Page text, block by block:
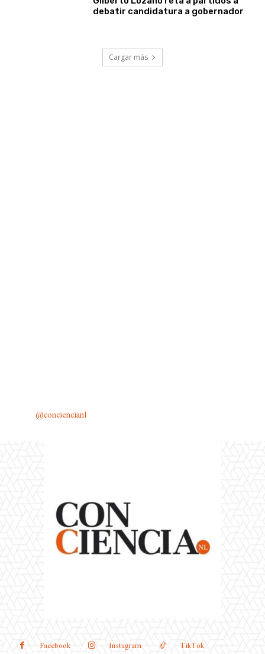
debatir candidatura a gobernador
Cargar más
@conciencianl
Facebook Instagram TikTok